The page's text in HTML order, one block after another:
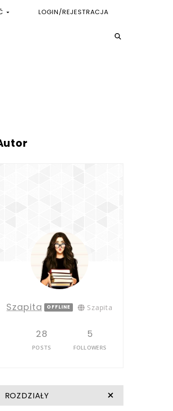
LOGIN/REJESTRACJA
Szapita OFFLINE Szapita
28
POSTS
5
FOLLOWERS
ROZDZIAŁY